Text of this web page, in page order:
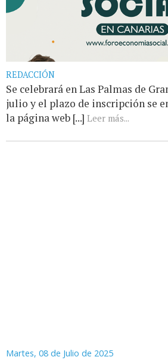
REDACCIÓN
Se celebrará en Las Palmas de
julio y el plazo de inscripción se
la página web [...] Leer más...
Martes, 08 de Julio de 2025